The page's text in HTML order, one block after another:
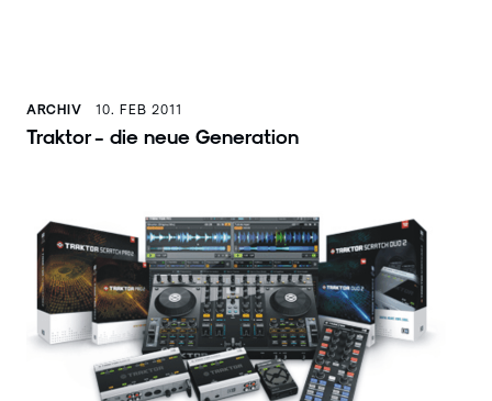
ARCHIV 10. FEB 2011
Traktor - die neue Generation